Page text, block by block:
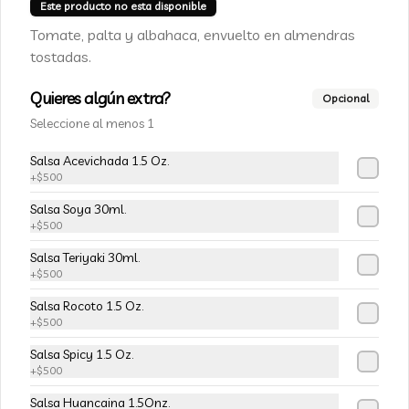
cebollín, envuelto en palta
Queso crema, champiñon furay y
cebollín frito en tempura.
$5.490$6.490
115-Vivian Rolls
Palta, champiñon furay, cebollín,
salsa teriyaki, cubierto de mix de papas
nativas
Este producto no esta disponible
Tomate, palta y albahaca, envuelto en almendras
tostadas.
Quieres algún extra? Opcional
Seleccione al menos 1
Salsa Acevichada 1.5 Oz.
+$500
Salsa Soya 30ml.
+$500
Salsa Teriyaki 30ml.
+$500
Salsa Rocoto 1.5 Oz.
+$500
Salsa Spicy 1.5 Oz.
+$500
Salsa Huancaina 1.5Onz.